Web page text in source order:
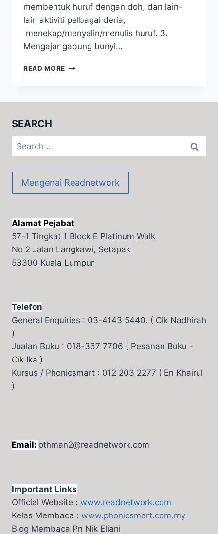
membentuk huruf dengan doh, dan lain-
lain aktiviti pelbagai deria,
menekap/menyalin/menulis huruf. 3.
Mengajar gabung bunyi…
READ MORE NAK
SEARCH
Search
for:
Mengenai Readnetwork
Alamat Pejabat
57-1 Tingkat 1 Block E Platinum Walk
No 2 Jalan Langkawi, Setapak
53300 Kuala Lumpur
Telefon
General Enquiries : 03-4143 5440. ( Cik Nadhirah
)
Jualan Buku : 018-367 7706 ( Pesanan Buku -
Cik Ika )
Kursus / Phonicsmart : 012 203 2277 ( En Khairul
)
Email: othman2@readnetwork.com
Important Links
Official Website : www.readnetwork.com
Kelas Membaca : www.phonicsmart.com.my
Blog Membaca Pn Nik Eliani